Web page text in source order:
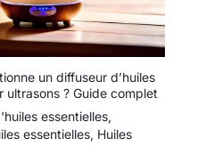
un diffuseur d’huiles
ultrasons ? Guide complet
essentielles,
essentielles, Huiles